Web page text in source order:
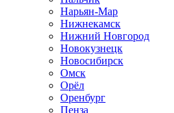
Нарьян-Мар
Нижнекамск
Нижний Новгород
Новокузнецк
Новосибирск
Омск
Орёл
Оренбург
Пенза